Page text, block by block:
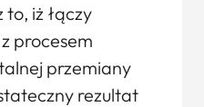
iż łączy
procesem
przemiany
rezultat